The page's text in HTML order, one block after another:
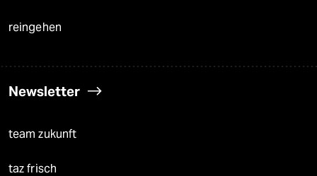
reingehen
Newsletter
team zukunft
taz frisch